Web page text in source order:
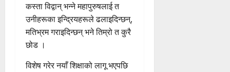
कस्ता विद्वान् भन्ने महापुरुषलाई त
उनीहरूका इन्द्रियहरूले ढलाइदिन्छन्,
मतिभ्रम गराइदिन्छन् भने तिम्रो त कुरै
छोड ।
विशेष गरेर नयाँ शिक्षाको लागू भएपछि